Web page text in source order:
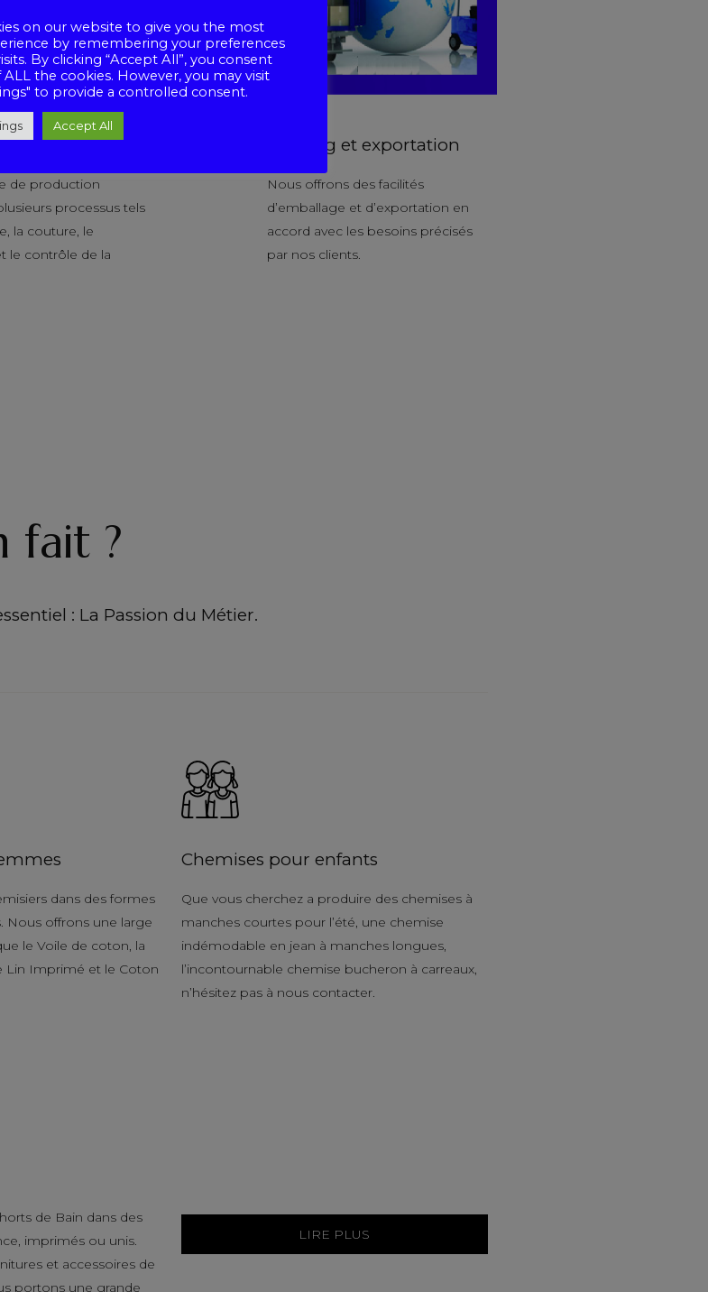
de production
processus tels
la couture, le
le contrôle de la
Packing et exportation
Nous offrons des facilités
d’emballage et d’exportation en
accord avec les besoins précisés
par nos clients.
fait ?
: La Passion du Métier.
dans des formes
Nous offrons une large
le Voile de coton, la
Lin Imprimé et le Coton
Chemises pour enfants
Que vous cherchez a produire des chemises à
manches courtes pour l’été, une chemise
indémodable en jean à manches longues,
l’incontournable chemise bucheron à carreaux,
n’hésitez pas à nous contacter.
de Bain dans des
imprimés ou unis.
et accessoires de
portons une grande
LIRE PLUS
on our website to give you the most
by remembering your preferences
By clicking “Accept All”, you consent
the cookies. However, you may visit
to provide a controlled consent.
Accept All